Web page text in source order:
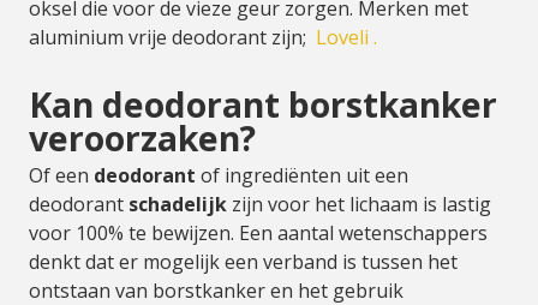
oksel die voor de vieze geur zorgen. Merken met
aluminium vrije deodorant zijn; Loveli .
Kan deodorant borstkanker
veroorzaken?
Of een deodorant of ingrediënten uit een
deodorant schadelijk zijn voor het lichaam is lastig
voor 100% te bewijzen. Een aantal wetenschappers
denkt dat er mogelijk een verband is tussen het
ontstaan van borstkanker en het gebruik